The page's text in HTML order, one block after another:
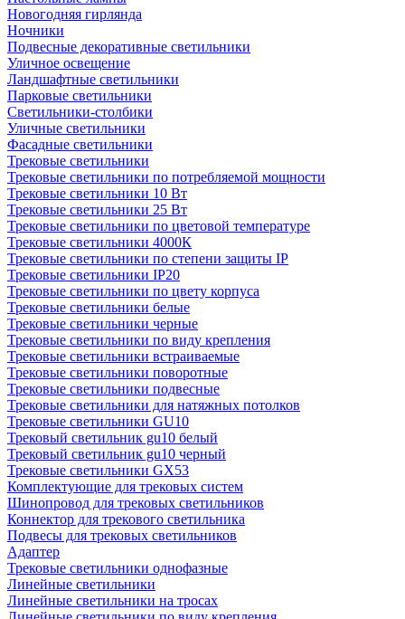
Новогодняя гирлянда
Ночники
Подвесные декоративные светильники
Уличное освещение
Ландшафтные светильники
Парковые светильники
Светильники-столбики
Уличные светильники
Фасадные светильники
Трековые светильники
Трековые светильники по потребляемой мощности
Трековые светильники 10 Вт
Трековые светильники 25 Вт
Трековые светильники по цветовой температуре
Трековые светильники 4000К
Трековые светильники по степени защиты IP
Трековые светильники IP20
Трековые светильники по цвету корпуса
Трековые светильники белые
Трековые светильники черные
Трековые светильники по виду крепления
Трековые светильники встраиваемые
Трековые светильники поворотные
Трековые светильники подвесные
Трековые светильники для натяжных потолков
Трековые светильники GU10
Трековый светильник gu10 белый
Трековый светильник gu10 черный
Трековые светильники GX53
Комплектующие для трековых систем
Шинопровод для трековых светильников
Коннектор для трекового светильника
Подвесы для трековых светильников
Адаптер
Трековые светильники однофазные
Линейные светильники
Линейные светильники на тросах